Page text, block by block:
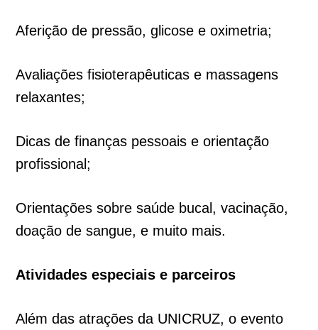
Aferição de pressão, glicose e oximetria;
Avaliações fisioterapêuticas e massagens
relaxantes;
Dicas de finanças pessoais e orientação
profissional;
Orientações sobre saúde bucal, vacinação,
doação de sangue, e muito mais.
Atividades especiais e parceiros
Além das atrações da UNICRUZ, o evento